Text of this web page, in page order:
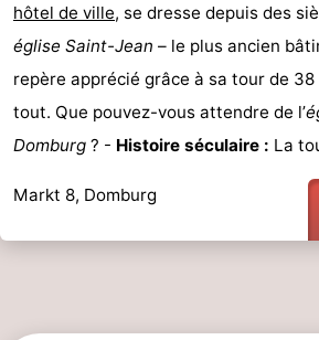
Domburg
Westhove
Hôtels
Last
minutes
Plages
hôtel de ville, se dresse depuis des
église Saint-Jean – le plus ancien
repère apprécié grâce à sa tour de
tout. Que pouvez-vous attendre de l’
Domburg ? - Histoire séculaire : La
Markt 8, Domburg